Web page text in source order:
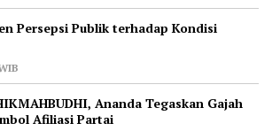
Persepsi Publik terhadap Kondisi
Ananda Tegaskan Gajah
Afiliasi Partai